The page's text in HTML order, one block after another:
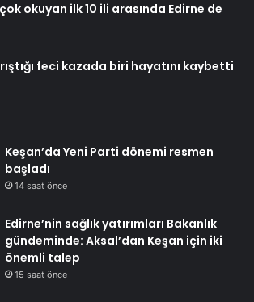
okuyan ilk 10 ili arasında Edirne de
feci kazada biri hayatını kaybetti
Keşan’da Yeni Parti dönemi resmen
başladı
14 saat önce
Edirne’nin sağlık yatırımları Bakanlık
gündeminde: Aksal’dan Keşan için iki
önemli talep
15 saat önce